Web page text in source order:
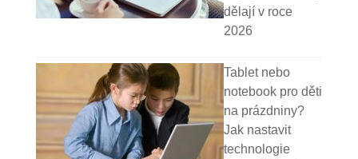
dělají v roce
2026
Tablet nebo
notebook pro děti
na prázdniny?
Jak nastavit
technologie